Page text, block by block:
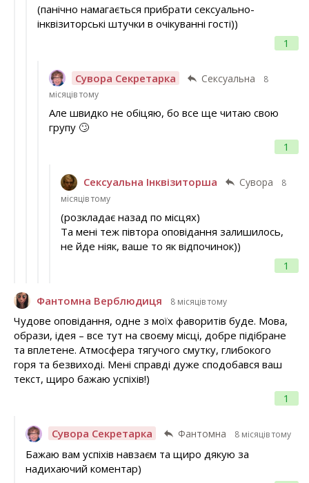
1
(панічно намагається прибрати сексуально-
інквізиторські штучки в очікуванні гості))
Сувора Секретарка Сексуальна
8
місяців тому
1
Але швидко не обіцяю, бо все ще читаю свою
групу 🙄
Сексуальна Інквізиторша Сувора
8
місяців тому
1
(розкладає назад по місцях)
Та мені теж півтора оповідання залишилось,
не йде ніяк, ваше то як відпочинок))
Фантомна Верблюдиця 8 місяців тому
1
Чудове оповідання, одне з моїх фаворитів буде. Мова,
образи, ідея – все тут на своєму місці, добре підібране
та вплетене. Атмосфера тягучого смутку, глибокого
горя та безвиході. Мені справді дуже сподобався ваш
текст, щиро бажаю успіхів!)
Сувора Секретарка Фантомна 8 місяців тому
Бажаю вам успіхів навзаєм та щиро дякую за
надихаючий коментар)